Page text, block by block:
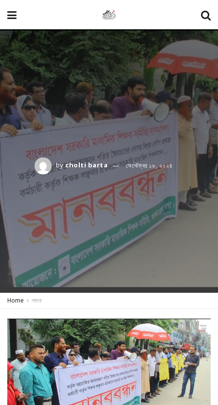
bycholti barta সেপ্টেম্বর ১৮, ২০২৪
Home পাবনা